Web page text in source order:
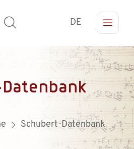
DE
Schubert-Datenbank